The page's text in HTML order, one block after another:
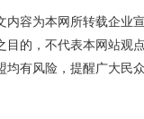
内容为本网所转载企业
目的，不代表本网站观
均有风险，提醒广大民